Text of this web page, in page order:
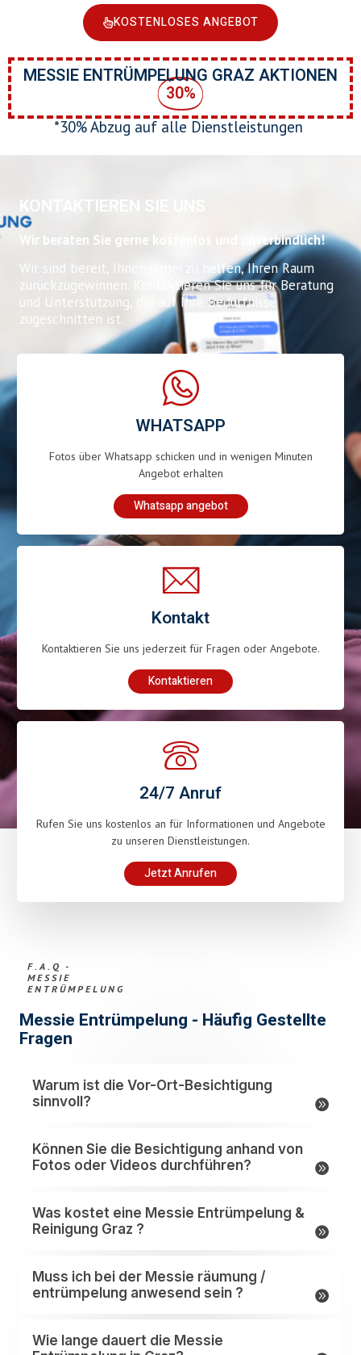
KOSTENLOSES ANGEBOT
MESSIE ENTRÜMPELUNG GRAZ AKTIONEN
30%
*30% Abzug auf alle Dienstleistungen
KONTAKTIEREN SIE UNS
Wir beraten Sie gerne kostenlos und unverbindlich!
Wir sind bereit, Ihnen dabei zu helfen, Ihren Raum
zurückzugewinnen. Kontaktieren Sie uns für Beratung
und Unterstützung, die auf Ihre Bedürfnisse
zugeschnitten ist.
WHATSAPP
Fotos über Whatsapp schicken und in wenigen Minuten
Angebot erhalten
Whatsapp angebot
Kontakt
Kontaktieren Sie uns jederzeit für Fragen oder Angebote.
Kontaktieren
24/7 Anruf
Rufen Sie uns kostenlos an für Informationen und Angebote
zu unseren Dienstleistungen.
Jetzt Anrufen
F.A.Q -
MESSIE
ENTRÜMPELUNG
Messie Entrümpelung - Häufig Gestellte
Fragen
Warum ist die Vor-Ort-Besichtigung
sinnvoll?
Können Sie die Besichtigung anhand von
Fotos oder Videos durchführen?
Was kostet eine Messie Entrümpelung &
Reinigung Graz ?
Muss ich bei der Messie räumung /
entrümpelung anwesend sein ?
Wie lange dauert die Messie